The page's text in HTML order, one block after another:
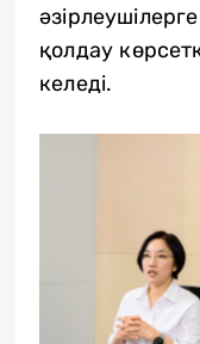
қолдау
келеді.